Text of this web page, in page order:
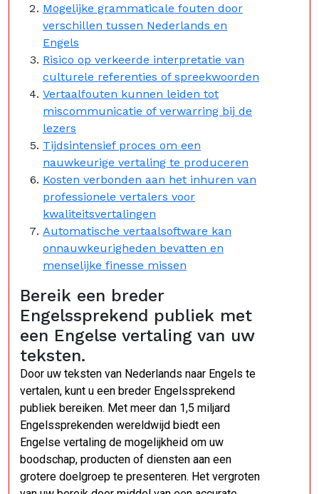
Mogelijke grammaticale fouten door
verschillen tussen Nederlands en
Engels
Risico op verkeerde interpretatie van
culturele referenties of spreekwoorden
Vertaalfouten kunnen leiden tot
miscommunicatie of verwarring bij de
lezers
Tijdsintensief proces om een
nauwkeurige vertaling te produceren
Kosten verbonden aan het inhuren van
professionele vertalers voor
kwaliteitsvertalingen
Automatische vertaalsoftware kan
onnauwkeurigheden bevatten en
menselijke finesse missen
Bereik een breder
Engelssprekend publiek met
een Engelse vertaling van uw
teksten.
Door uw teksten van Nederlands naar Engels te
vertalen, kunt u een breder Engelssprekend
publiek bereiken. Met meer dan 1,5 miljard
Engelssprekenden wereldwijd biedt een
Engelse vertaling de mogelijkheid om uw
boodschap, producten of diensten aan een
grotere doelgroep te presenteren. Het vergroten